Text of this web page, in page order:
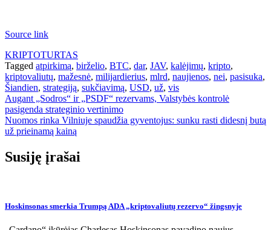
Source link
KRIPTOTURTAS
Tagged atpirkimą, birželio, BTC, dar, JAV, kalėjimų, kripto,
kriptovaliutų, mažesnė, milijardierius, mlrd, naujienos, nei, pasisuka,
Šiandien, strategiją, sukčiavimą, USD, už, vis
Navigacija
tarp
įrašų
Augant „Sodros“ ir „PSDF“ rezervams, Valstybės kontrolė
pasigenda strateginio vertinimo
Nuomos rinka Vilniuje spaudžia gyventojus: sunku rasti didesnį butą
už prieinamą kainą
Susiję įrašai
Hoskinsonas smerkia Trumpą ADA „kriptovaliutų rezervo“ žingsnyje